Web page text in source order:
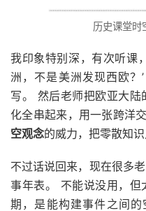
历史课堂时
我印象特别深，有次听课
洲，不是美洲发现西欧
写。 然后老师把欧亚大陆
化全串起来，用一张跨洋
空观念的威力，把零散知识
不过话说回来，现在很多
事年表。 不能说没用，
期，是能构建事件之间